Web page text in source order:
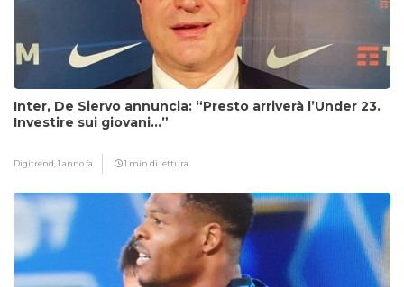
Inter, De Siervo annuncia: “Presto arriverà l’Under 23.
Investire sui giovani…”
Digitrend,1 anno fa 1 min di lettura